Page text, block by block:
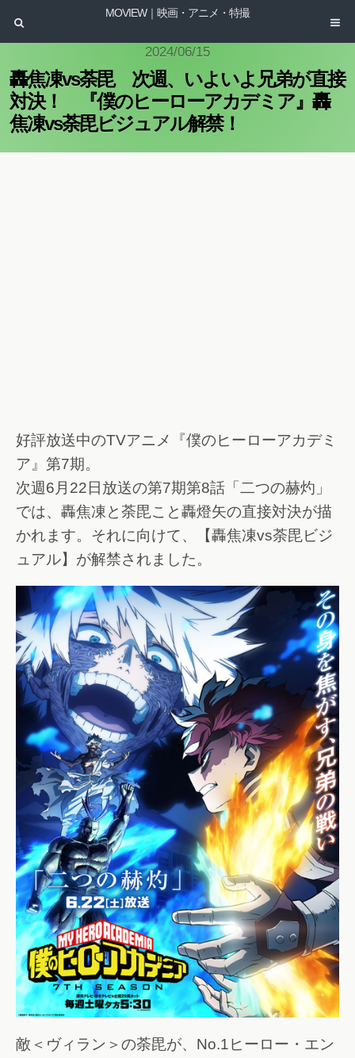
MOVIEW｜映画・アニメ・特撮
2024/06/15
轟焦凍vs荼毘 次週、いよいよ兄弟が直接
対決！ 『僕のヒーローアカデミア』轟
焦凍vs荼毘ビジュアル解禁！
好評放送中のTVアニメ『僕のヒーローアカデミ
ア』第7期。
次週6月22日放送の第7期第8話「二つの赫灼」
では、轟焦凍と荼毘こと轟燈矢の直接対決が描
かれます。それに向けて、【轟焦凍vs荼毘ビジ
ュアル】が解禁されました。
敵＜ヴィラン＞の荼毘が、No.1ヒーロー・エン